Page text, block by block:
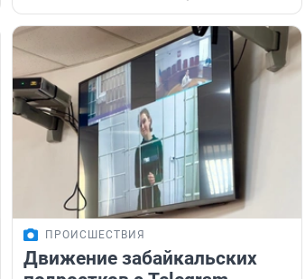
ПРОИСШЕСТВИЯ
Движение забайкальских